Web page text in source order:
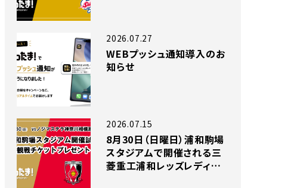
WEBプッシュ通知導入のお
知らせ
2026.07.27
8月30日（日曜日）浦和駒場
スタジアムで開催される三
菱重工浦和レッズレディー
2026.07.15